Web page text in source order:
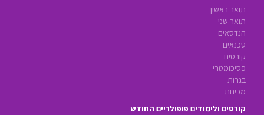
תואר ראשון
תואר שני
הנדסאים
טכנאים
קורסים
פסיכומטרי
בגרות
מכינות
קורסים ולימודים פופולריים החודש